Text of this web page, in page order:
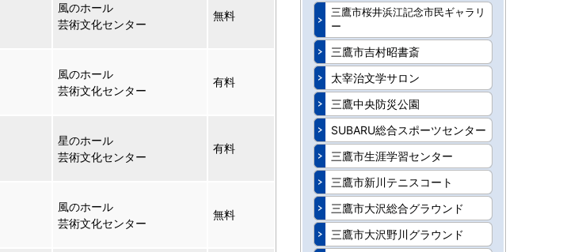
風のホール
芸術文化センター
無料
風のホール
芸術文化センター
有料
星のホール
芸術文化センター
有料
風のホール
芸術文化センター
無料
三鷹市桜井浜江記念市民ギャラリ
ー
三鷹市吉村昭書斎
太宰治文学サロン
三鷹中央防災公園
SUBARU総合スポーツセンター
三鷹市生涯学習センター
三鷹市新川テニスコート
三鷹市大沢総合グラウンド
三鷹市大沢野川グラウンド